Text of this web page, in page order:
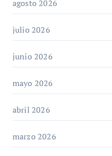
agosto 2026
julio 2026
junio 2026
mayo 2026
abril 2026
marzo 2026